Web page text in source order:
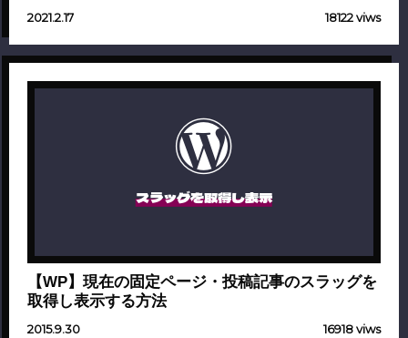
2021.2.17 18122 viws
スラッグを取得し表示
【WP】現在の固定ページ・投稿記事のスラッグを
取得し表示する方法
2015.9.30 16918 viws